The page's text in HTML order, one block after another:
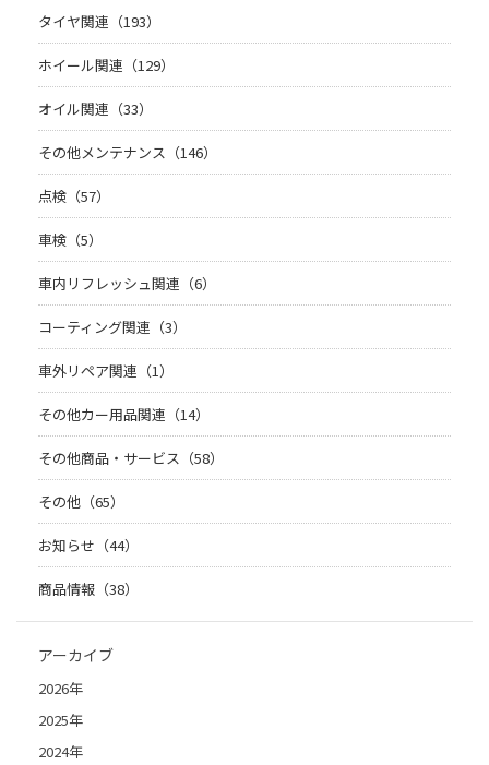
タイヤ関連（193）
ホイール関連（129）
オイル関連（33）
その他メンテナンス（146）
点検（57）
車検（5）
車内リフレッシュ関連（6）
コーティング関連（3）
車外リペア関連（1）
その他カー用品関連（14）
その他商品・サービス（58）
その他（65）
お知らせ（44）
商品情報（38）
アーカイブ
2026年
2025年
2024年